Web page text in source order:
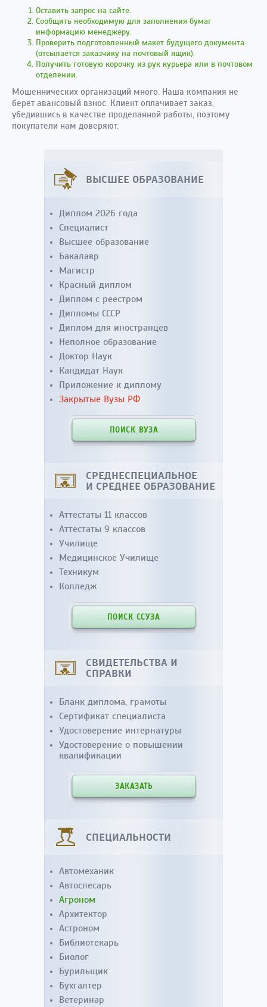
Оставить запрос на сайте.
Сообщить необходимую для заполнения бумаг
информацию менеджеру.
Проверить подготовленный макет будущего документа
(отсылается заказчику на почтовый ящик).
Получить готовую корочку из рук курьера или в почтовом
отделении.
Мошеннических организаций много. Наша компания не
берет авансовый взнос. Клиент оплачивает заказ,
убедившись в качестве проделанной работы, поэтому
покупатели нам доверяют.
ВЫСШЕЕ ОБРАЗОВАНИЕ
Диплом 2026 года
Специалист
Высшее образование
Бакалавр
Магистр
Красный диплом
Диплом с реестром
Дипломы СССР
Диплом для иностранцев
Неполное образование
Доктор Наук
Кандидат Наук
Приложение к диплому
Закрытые Вузы РФ
ПОИСК ВУЗА
СРЕДНЕСПЕЦИАЛЬНОЕ
И СРЕДНЕЕ ОБРАЗОВАНИЕ
Аттестаты 11 классов
Аттестаты 9 классов
Училище
Медицинское Училище
Техникум
Колледж
ПОИСК ССУЗА
СВИДЕТЕЛЬСТВА И
СПРАВКИ
Бланк диплома, грамоты
Сертификат специалиста
Удостоверение интернатуры
Удостоверение о повышении
квалификации
ЗАКАЗАТЬ
СПЕЦИАЛЬНОСТИ
Автомеханик
Автослесарь
Агроном
Архитектор
Астроном
Библиотекарь
Биолог
Бурильщик
Бухгалтер
Ветеринар